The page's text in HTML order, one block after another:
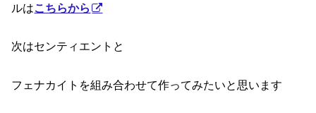
ルはこちらから
次はセンティエントと
フェナカイトを組み合わせて作ってみたいと思います